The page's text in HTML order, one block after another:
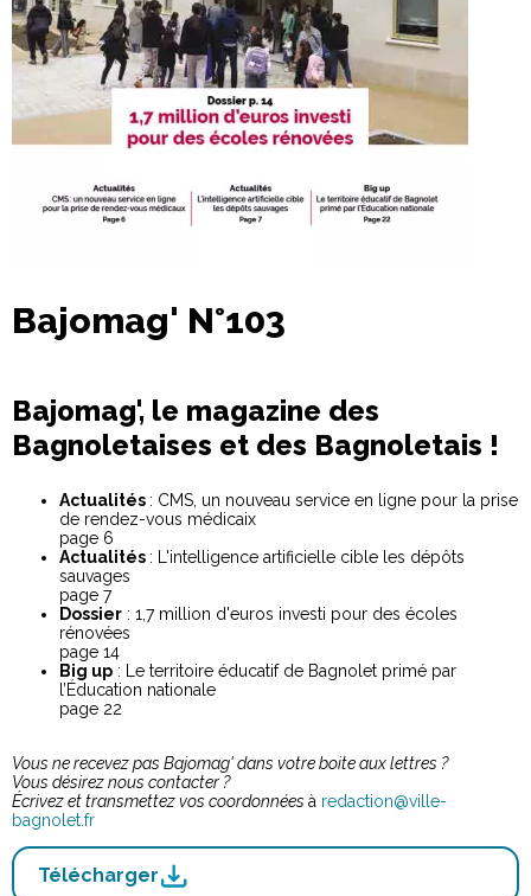
Bajomag' N°103
Bajomag', le magazine des
Bagnoletaises et des Bagnoletais !
Actualités : CMS, un nouveau service en ligne pour la prise
de rendez-vous médicaix
page 6
Actualités : L'intelligence artificielle cible les dépôts
sauvages
page 7
Dossier : 1,7 million d'euros investi pour des écoles
rénovées
page 14
Big up : Le territoire éducatif de Bagnolet primé par
l’Éducation nationale
page 22
Vous ne recevez pas Bajomag' dans votre boite aux lettres ?
Vous désirez nous contacter ?
Écrivez et transmettez vos coordonnées à redaction@ville-
bagnolet.fr
Télécharger